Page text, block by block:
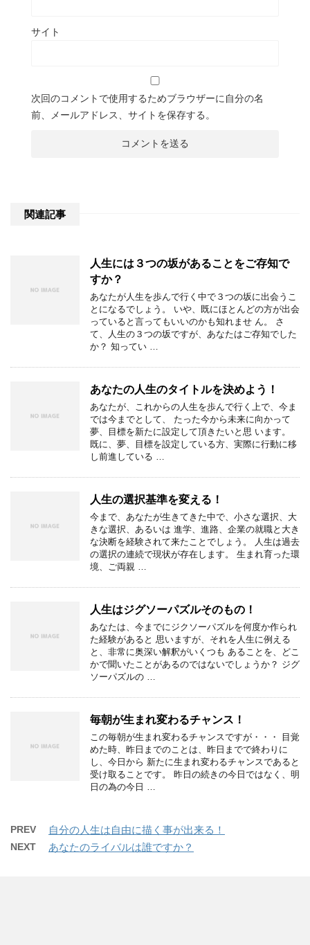
サイト
次回のコメントで使用するためブラウザーに自分の名
前、メールアドレス、サイトを保存する。
関連記事
人生には３つの坂があることをご存知で
すか？
あなたが人生を歩んで行く中で３つの坂に出会うこ
とになるでしょう。 いや、既にほとんどの方が出会
っていると言ってもいいのかも知れませ ん。 さ
て、人生の３つの坂ですが、あなたはご存知でした
か？ 知ってい …
あなたの人生のタイトルを決めよう！
あなたが、これからの人生を歩んで行く上で、今ま
では今までとして、 たった今から未来に向かって
夢、目標を新たに設定して頂きたいと思 います。
既に、夢、目標を設定している方、実際に行動に移
し前進している …
人生の選択基準を変える！
今まで、あなたが生きてきた中で、小さな選択、大
きな選択、あるいは 進学、進路、企業の就職と大き
な決断を経験されて来たことでしょう。 人生は過去
の選択の連続で現状が存在します。 生まれ育った環
境、ご両親 …
人生はジグソーパズルそのもの！
あなたは、今までにジクソーパズルを何度か作られ
た経験があると 思いますが、それを人生に例える
と、非常に奥深い解釈がいくつも あることを、どこ
かで聞いたことがあるのではないでしょうか？ ジグ
ソーパズルの …
毎朝が生まれ変わるチャンス！
この毎朝が生まれ変わるチャンスですが・・・ 目覚
めた時、昨日までのことは、昨日までで終わりに
し、今日から 新たに生まれ変わるチャンスであると
受け取ることです。 昨日の続きの今日ではなく、明
日の為の今日 …
PREV 自分の人生は自由に描く事が出来る！
NEXT あなたのライバルは誰ですか？